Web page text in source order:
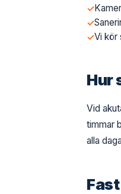
Vi kör
Hur
Vid
timmar
alla